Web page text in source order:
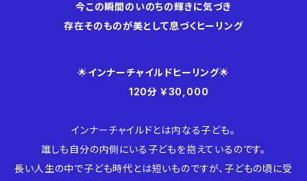
今この瞬間のいのちの輝きに気づき
存在そのものが美として息づくヒーリング
🌟インナーチャイルドヒーリング🌟
120分 ￥30,000
インナーチャイルドとは内なる子ども。
誰しも自分の内側にいる子どもを抱えているのです。
長い人生の中で子ども時代とは短いものですが、子どもの頃に受